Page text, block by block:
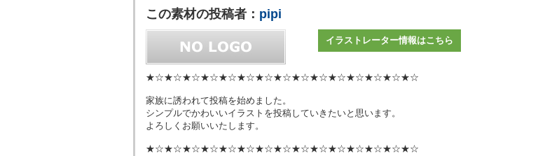
この素材の投稿者： pipi
イラストレーター情報はこちら
★☆★☆★☆★☆★☆★☆★☆★☆★☆★☆★☆★☆★☆★☆★☆
家族に誘われて投稿を始めました。
シンプルでかわいいイラストを投稿していきたいと思います。
よろしくお願いいたします。
★☆★☆★☆★☆★☆★☆★☆★☆★☆★☆★☆★☆★☆★☆★☆